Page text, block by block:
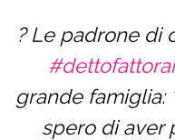
? Le padrone di
#dettofattorai
grande famiglia:
spero di aver